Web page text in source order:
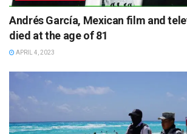
Andrés García, Mexican film and
died at the age of 81
APRIL 4, 2023